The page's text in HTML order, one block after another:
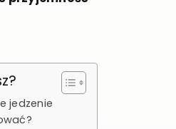
jedzenie